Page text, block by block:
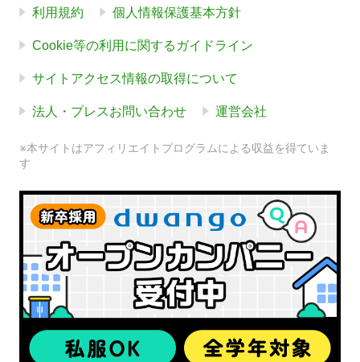
利用規約 個人情報保護基本方針
Cookie等の利用に関するガイドライン
サイトアクセス情報の取得について
法人・プレスお問い合わせ 運営会社
※本サイトはアフィリエイトプログラムによる収益を得ていま
す